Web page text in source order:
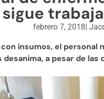
febrero 7, 2018
insumos, el personal
desanima, a pesar de